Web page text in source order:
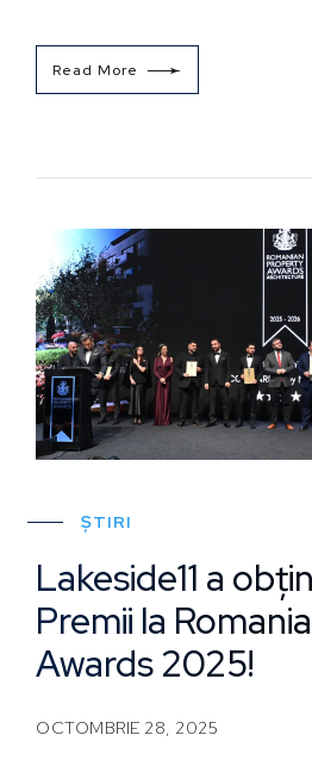
Read More
ȘTIRI
Lakeside11 a
Premii la
Awards 2025!
OCTOMBRIE 28, 2025